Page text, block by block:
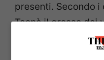
presenti. Secondo
Tecnè il grosso dei
raggiunto alle
baratro